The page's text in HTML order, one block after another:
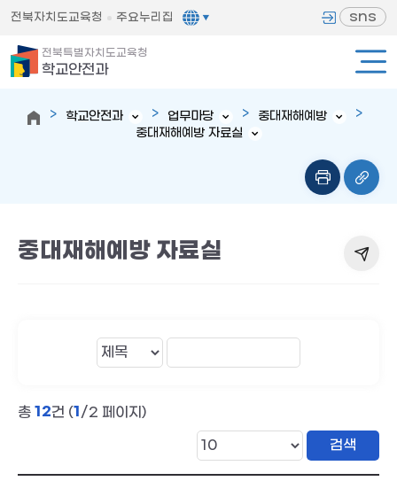
전북자치도교육청 주요누리집 sns
전북특별자치도교육청
학교안전과
학교안전과 업무마당
중대재해예방
중대재해예방 자료실
중대재해예방 자료실
총 12건 (1/2 페이지)